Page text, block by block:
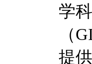
学
（
提